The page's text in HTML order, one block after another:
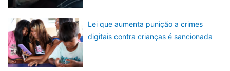
Lei que aumenta punição a crimes
digitais contra crianças é sancionada